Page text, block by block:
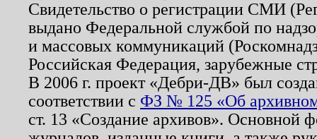
Свидетельство о регистрации СМИ
выдано Федеральной службой по
и массовых коммуникаций
Российская Федерация, зарубежные
В 2006 г. проект «Дебри-ДВ» был
соответствии с ФЗ № 125 «Об
ст. 13 «Создание архивов». Основной